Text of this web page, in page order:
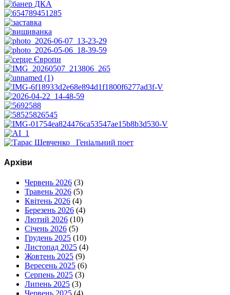
Архіви
Червень 2026 (3)
Травень 2026 (5)
Квітень 2026 (4)
Березень 2026 (4)
Лютий 2026 (10)
Січень 2026 (5)
Грудень 2025 (10)
Листопад 2025 (4)
Жовтень 2025 (9)
Вересень 2025 (6)
Серпень 2025 (3)
Липень 2025 (3)